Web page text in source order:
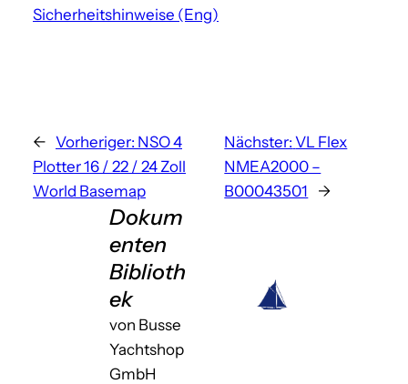
Sicherheitshinweise (Eng)
← Vorheriger: NSO 4
Plotter 16 / 22 / 24 Zoll
World Basemap
Nächster: VL Flex
NMEA2000 –
B00043501
→
Dokum
enten
Biblioth
ek
von Busse
Yachtshop
GmbH